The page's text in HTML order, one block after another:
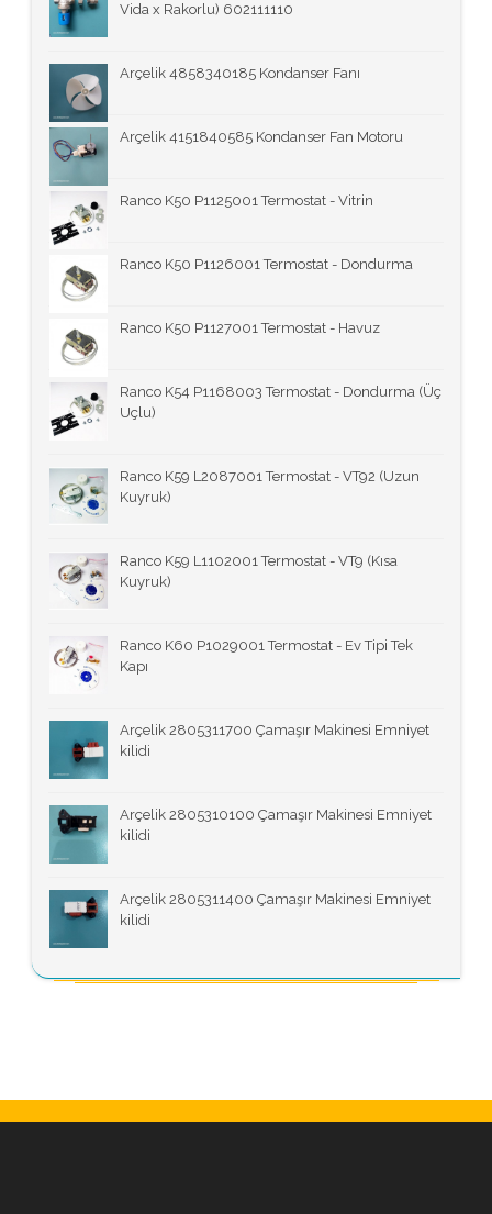
Vida x Rakorlu) 602111110
Arçelik 4858340185 Kondanser Fanı
Arçelik 4151840585 Kondanser Fan Motoru
Ranco K50 P1125001 Termostat - Vitrin
Ranco K50 P1126001 Termostat - Dondurma
Ranco K50 P1127001 Termostat - Havuz
Ranco K54 P1168003 Termostat - Dondurma (Üç
Uçlu)
Ranco K59 L2087001 Termostat - VT92 (Uzun
Kuyruk)
Ranco K59 L1102001 Termostat - VT9 (Kısa
Kuyruk)
Ranco K60 P1029001 Termostat - Ev Tipi Tek
Kapı
Arçelik 2805311700 Çamaşır Makinesi Emniyet
kilidi
Arçelik 2805310100 Çamaşır Makinesi Emniyet
kilidi
Arçelik 2805311400 Çamaşır Makinesi Emniyet
kilidi